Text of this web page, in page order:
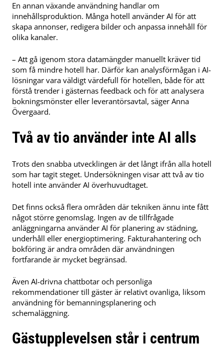
En annan växande användning handlar om
innehållsproduktion. Många hotell använder AI för att
skapa annonser, redigera bilder och anpassa innehåll för
olika kanaler.
– Att gå igenom stora datamängder manuellt kräver tid
som få mindre hotell har. Därför kan analysförmågan i AI-
lösningar vara väldigt värdefull för hotellen, både för att
förstå trender i gästernas feedback och för att analysera
bokningsmönster eller leverantörsavtal, säger Anna
Övergaard.
Två av tio använder inte AI alls
Trots den snabba utvecklingen är det långt ifrån alla hotell
som har tagit steget. Undersökningen visar att två av tio
hotell inte använder AI överhuvudtaget.
Det finns också flera områden där tekniken ännu inte fått
något större genomslag. Ingen av de tillfrågade
anläggningarna använder AI för planering av städning,
underhåll eller energioptimering. Fakturahantering och
bokföring är andra områden där användningen
fortfarande är mycket begränsad.
Även AI-drivna chattbotar och personliga
rekommendationer till gäster är relativt ovanliga, liksom
användning för bemanningsplanering och
schemaläggning.
Gästupplevelsen står i centrum